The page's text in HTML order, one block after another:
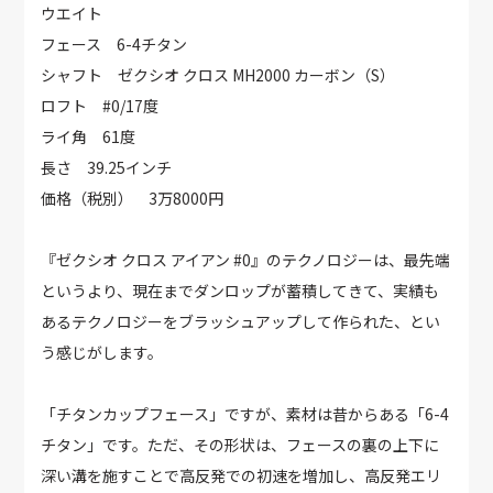
ウエイト
フェース 6-4チタン
シャフト ゼクシオ クロス MH2000 カーボン（S）
ロフト #0/17度
ライ角 61度
長さ 39.25インチ
価格（税別） 3万8000円
『ゼクシオ クロス アイアン #0』のテクノロジーは、最先端
というより、現在までダンロップが蓄積してきて、実績も
あるテクノロジーをブラッシュアップして作られた、とい
う感じがします。
「チタンカップフェース」ですが、素材は昔からある「6-4
チタン」です。ただ、その形状は、フェースの裏の上下に
深い溝を施すことで高反発での初速を増加し、高反発エリ